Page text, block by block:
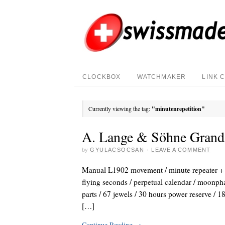
CLOCKBOX WATCHMAKER LINK
Currently viewing the tag: "minutenrepetition"
A. Lange & Söhne
by GYULACSOCSAN · LEAVE A COMMENT
Manual L1902 movement / minute repeater
flying seconds / perpetual calendar /
parts / 67 jewels / 30 hours power reserve /
[…]